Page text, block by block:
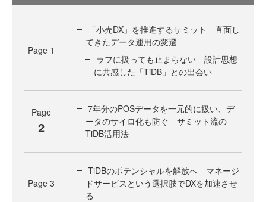
Page 1
「小売DX」を推進するサミット 直面し
てきたデータ運用の変遷
ラフに扱っても止まらない 設計思想
に共感した「TiDB」との出会い
Page
2
7年分のPOSデータを一元的に扱い、デ
ータのサイロ化も防ぐ サミット流の
TiDB活用法
Page 3
TiDBのポテンシャルを解放へ マネージ
ドサービスという選択肢でDXを加速させ
る